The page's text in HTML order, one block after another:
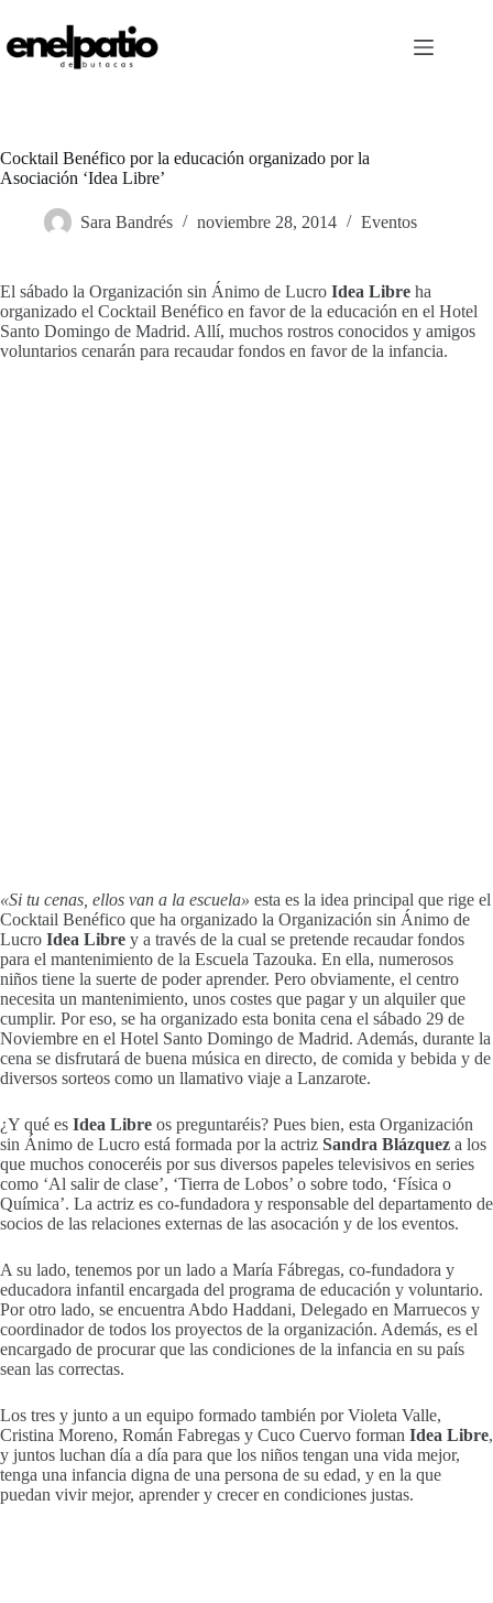
contenido
Cocktail Benéfico por la educación organizado por la
Asociación ‘Idea Libre’
Sara Bandrés noviembre 28, 2014 Eventos
El sábado la Organización sin Ánimo de Lucro Idea Libre ha
organizado el Cocktail Benéfico en favor de la educación en el Hotel
Santo Domingo de Madrid. Allí, muchos rostros conocidos y amigos
voluntarios cenarán para recaudar fondos en favor de la infancia.
«Si tu cenas, ellos van a la escuela» esta es la idea principal que rige el
Cocktail Benéfico que ha organizado la Organización sin Ánimo de
Lucro Idea Libre y a través de la cual se pretende recaudar fondos
para el mantenimiento de la Escuela Tazouka. En ella, numerosos
niños tiene la suerte de poder aprender. Pero obviamente, el centro
necesita un mantenimiento, unos costes que pagar y un alquiler que
cumplir. Por eso, se ha organizado esta bonita cena el sábado 29 de
Noviembre en el Hotel Santo Domingo de Madrid. Además, durante la
cena se disfrutará de buena música en directo, de comida y bebida y de
diversos sorteos como un llamativo viaje a Lanzarote.
¿Y qué es Idea Libre os preguntaréis? Pues bien, esta Organización
sin Ánimo de Lucro está formada por la actriz Sandra Blázquez a los
que muchos conoceréis por sus diversos papeles televisivos en series
como ‘Al salir de clase’, ‘Tierra de Lobos’ o sobre todo, ‘Física o
Química’. La actriz es co-fundadora y responsable del departamento de
socios de las relaciones externas de las asocación y de los eventos.
A su lado, tenemos por un lado a María Fábregas, co-fundadora y
educadora infantil encargada del programa de educación y voluntario.
Por otro lado, se encuentra Abdo Haddani, Delegado en Marruecos y
coordinador de todos los proyectos de la organización. Además, es el
encargado de procurar que las condiciones de la infancia en su país
sean las correctas.
Los tres y junto a un equipo formado también por Violeta Valle,
Cristina Moreno, Román Fabregas y Cuco Cuervo forman Idea Libre,
y juntos luchan día a día para que los niños tengan una vida mejor,
tenga una infancia digna de una persona de su edad, y en la que
puedan vivir mejor, aprender y crecer en condiciones justas.